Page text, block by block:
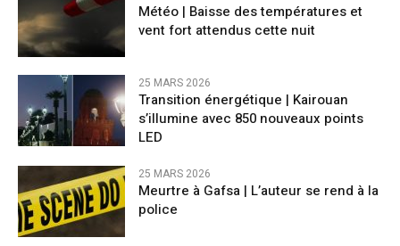
​Météo | Baisse des températures et
vent fort attendus cette nuit
25 MARS 2026
Transition énergétique | Kairouan
s’illumine avec 850 nouveaux points
LED
25 MARS 2026
Meurtre à Gafsa | L’auteur se rend à la
police